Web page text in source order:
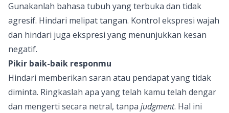
Gunakanlah bahasa tubuh yang terbuka dan tidak
agresif. Hindari melipat tangan. Kontrol ekspresi wajah
dan hindari juga ekspresi yang menunjukkan kesan
negatif.
Pikir baik-baik responmu
Hindari memberikan saran atau pendapat yang tidak
diminta. Ringkaslah apa yang telah kamu telah dengar
dan mengerti secara netral, tanpa judgment. Hal ini